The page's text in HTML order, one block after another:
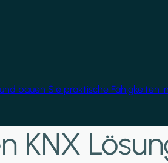
bauen Sie praktische Fähigkeiten
KNX